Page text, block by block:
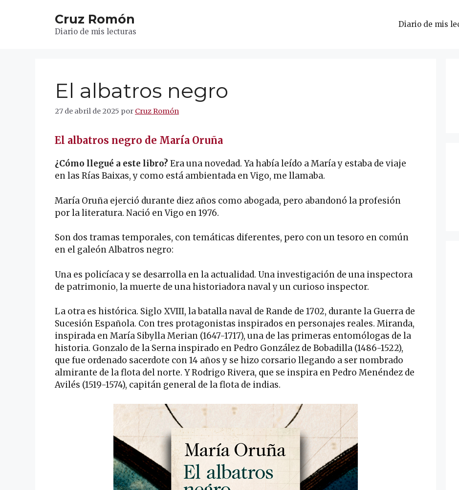
Cruz Romón
Diario de mis lecturas
Diario de mis
El albatros negro
27 de abril de 2025 por Cruz Romón
El albatros negro de María Oruña
¿Cómo llegué a este libro? Era una novedad. Ya había leído a María y estaba de viaje
en las Rías Baixas, y como está ambientada en Vigo, me llamaba.
María Oruña ejerció durante diez años como abogada, pero abandonó la profesión
por la literatura. Nació en Vigo en 1976.
Son dos tramas temporales, con temáticas diferentes, pero con un tesoro en común
en el galeón Albatros negro:
Una es policíaca y se desarrolla en la actualidad. Una investigación de una inspectora
de patrimonio, la muerte de una historiadora naval y un curioso inspector.
La otra es histórica. Siglo XVIII, la batalla naval de Rande de 1702, durante la Guerra de
Sucesión Española. Con tres protagonistas inspirados en personajes reales. Miranda,
inspirada en María Sibylla Merian (1647-1717), una de las primeras entomólogas de la
historia. Gonzalo de la Serna inspirado en Pedro González de Bobadilla (1486-1522),
que fue ordenado sacerdote con 14 años y se hizo corsario llegando a ser nombrado
almirante de la flota del norte. Y Rodrigo Rivera, que se inspira en Pedro Menéndez de
Avilés (1519-1574), capitán general de la flota de indias.